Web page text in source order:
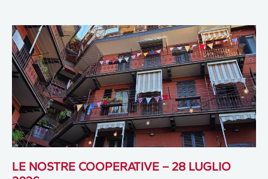
LE NOSTRE COOPERATIVE – 28 LUGLIO